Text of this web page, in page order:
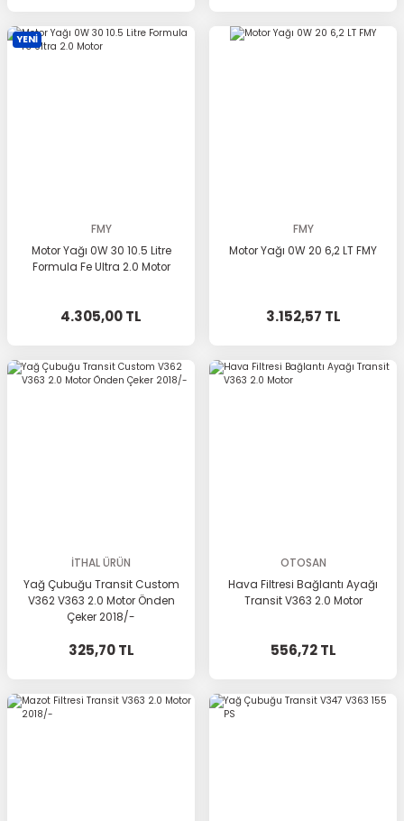
YENİ
FMY
Motor Yağı 0W 30 10.5 Litre
Formula Fe Ultra 2.0 Motor
4.305,00 TL
FMY
Motor Yağı 0W 20 6,2 LT FMY
3.152,57 TL
İTHAL ÜRÜN
Yağ Çubuğu Transit Custom
V362 V363 2.0 Motor Önden
Çeker 2018/-
325,70 TL
OTOSAN
Hava Filtresi Bağlantı Ayağı
Transit V363 2.0 Motor
556,72 TL